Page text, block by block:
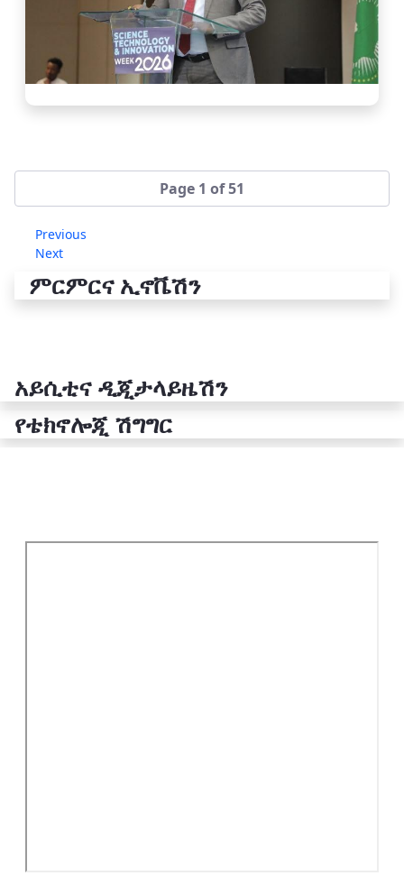
Page 1 of 51
Next
ምርምርና ኢኖቬሽን
የቴክኖሎጂ ሽግግር